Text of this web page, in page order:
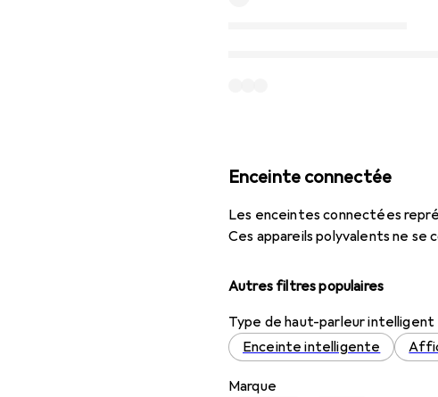
Enceinte connectée
Les enceintes connectées
Ces appareils polyvalents ne se
Autres filtres populaires
Type de haut-parleur intelligent
Enceinte intelligente
Marque